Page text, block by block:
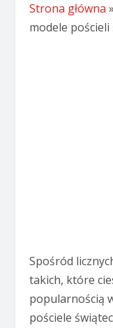
Strona główna »
modele
Spośród
takich, które
popularnością
pościele